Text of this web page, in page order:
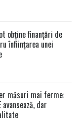
obține finanțări de
înființarea unei
măsuri mai ferme:
dar